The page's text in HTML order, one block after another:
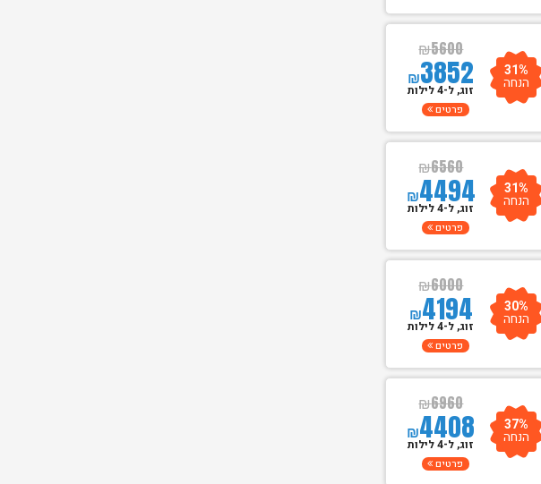
₪5600
₪3852 31%
הנחה זוג, ל-4 לילות
פרטים
₪6560
₪4494 31%
הנחה זוג, ל-4 לילות
פרטים
₪6000
₪4194 30%
הנחה זוג, ל-4 לילות
פרטים
₪6960
₪4408 37%
הנחה זוג, ל-4 לילות
פרטים